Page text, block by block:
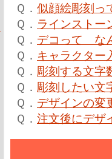
Ｑ． 似顔絵彫刻っ
Ｑ． ラインストー
Ｑ． デコって な
Ｑ． キャラクター
Ｑ． 彫刻する文字
Ｑ． 彫刻したい文
Ｑ． デザインの変
Ｑ． 注文後にデザ